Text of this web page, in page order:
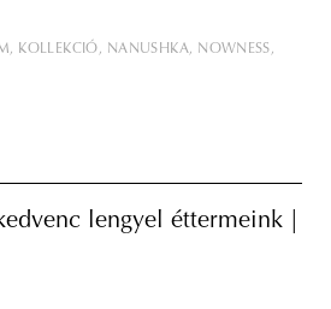
KOLLEKCIÓ NANUSHKA NOWNESS